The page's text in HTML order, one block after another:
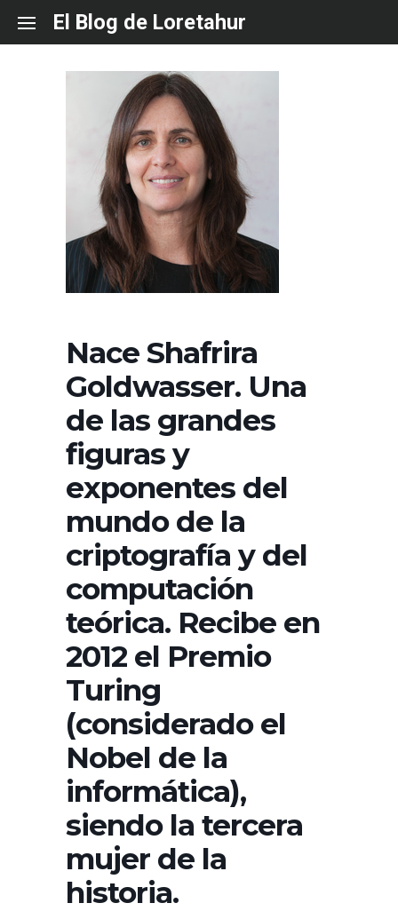
content
El Blog de Loretahur
Nace Shafrira
Goldwasser. Una
de las grandes
figuras y
exponentes del
mundo de la
criptografía y del
computación
teórica. Recibe en
2012 el Premio
Turing
(considerado el
Nobel de la
informática),
siendo la tercera
mujer de la
historia.